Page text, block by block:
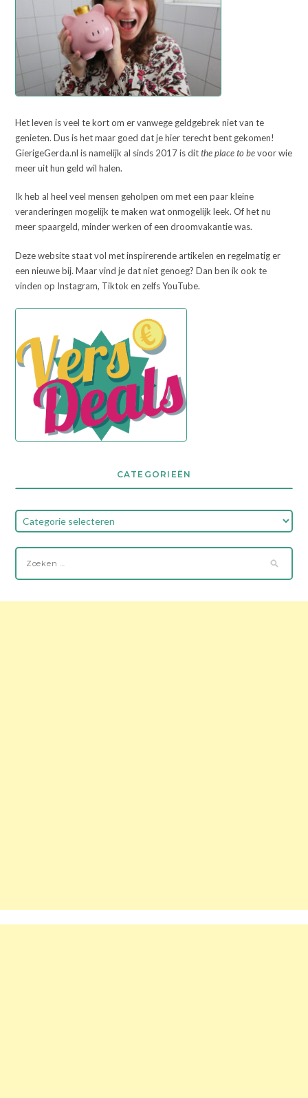
Het leven is veel te kort om er vanwege geldgebrek niet van te
genieten. Dus is het maar goed dat je hier terecht bent gekomen!
GierigeGerda.nl is namelijk al sinds 2017 is ditthe place to bevoor wie
meer uit hun geld wil halen.
Ik heb al heel veel mensen geholpen om met een paar kleine
veranderingen mogelijk te maken wat onmogelijk leek. Of het nu
meer spaargeld, minder werken of een droomvakantie was.
Deze website staat vol met inspirerende artikelen en regelmatig er
een nieuwe bij. Maar vind je dat niet genoeg? Dan ben ik ook te
vinden op Instagram, Tiktok en zelfs YouTube.
CATEGORIEËN